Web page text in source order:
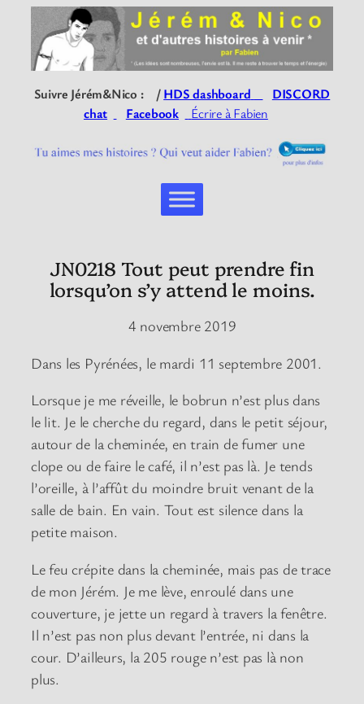
Suivre Jérém&Nico : /HDS dashboard
DISCORD
chat
Facebook Écrire à Fabien
JN0218 Tout peut prendre fin
lorsqu’on s’y attend le moins.
4 novembre 2019
Dans les Pyrénées, le mardi 11 septembre 2001.
Lorsque je me réveille, le bobrun n’est plus dans
le lit. Je le cherche du regard, dans le petit séjour,
autour de la cheminée, en train de fumer une
clope ou de faire le café, il n’est pas là. Je tends
l’oreille, à l’affût du moindre bruit venant de la
salle de bain. En vain. Tout est silence dans la
petite maison.
Le feu crépite dans la cheminée, mais pas de trace
de mon Jérém. Je me lève, enroulé dans une
couverture, je jette un regard à travers la fenêtre.
Il n’est pas non plus devant l’entrée, ni dans la
cour. D’ailleurs, la 205 rouge n’est pas là non
plus.